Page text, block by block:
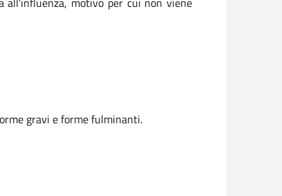
gravi e forme fulminanti.